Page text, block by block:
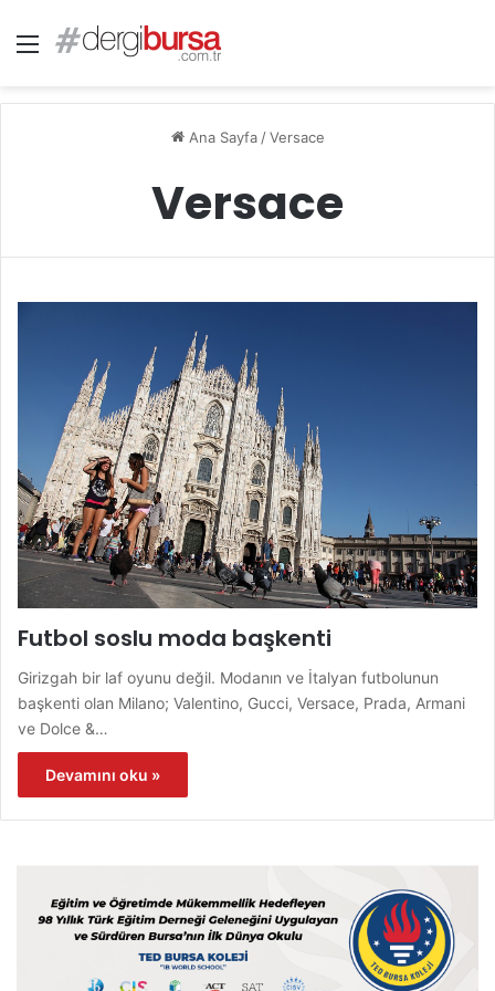
Menü
Ana Sayfa / Versace
Versace
Futbol soslu moda başkenti
Girizgah bir laf oyunu değil. Modanın ve İtalyan futbolunun
başkenti olan Milano; Valentino, Gucci, Versace, Prada, Armani
ve Dolce &…
Devamını oku »